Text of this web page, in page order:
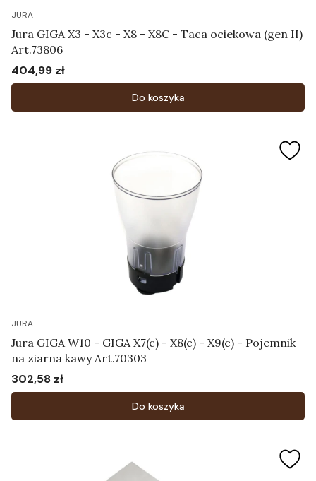
JURA
Jura GIGA X3 - X3c - X8 - X8C - Taca ociekowa (gen II)
Art.73806
Cena
404,99 zł
Do koszyka
JURA
Jura GIGA W10 - GIGA X7(c) - X8(c) - X9(c) - Pojemnik
na ziarna kawy Art.70303
Cena
302,58 zł
Do koszyka